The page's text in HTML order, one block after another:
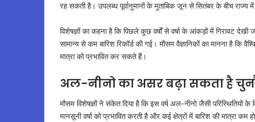
रह सकती है। उपलब्ध पूर्वानुमानों के मुताबिक जून से सितंबर के बीच
विशेषज्ञों का कहना है कि पिछले कुछ वर्षों से वर्षा के आंकड़ों में गिरावट
सामान्य से कम बारिश रिकॉर्ड की गई। मौसम वैज्ञानिकों का मानना है कि
मात्रा को प्रभावित कर सकते हैं।
अल-नीनो का असर बढ़ा सकता है
मौसम विशेषज्ञों ने संकेत दिया है कि इस वर्ष अल-नीनो जैसी परिस्थितियों
मानसूनी वर्षा को प्रभावित करती है और कई क्षेत्रों में बारिश की मात्रा